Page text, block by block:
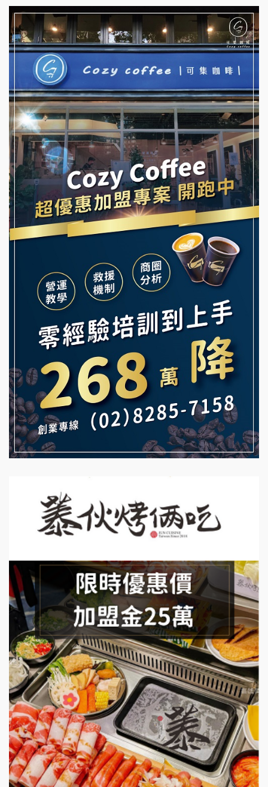
彭富貴加盟說明會
NU PASTA義大利麵加盟說明會
潮鍋癮加盟說明會
蓁伙烤倆吃加盟說明會
霏等茶加盟說明會
早安山丘加盟說明會
冰封仙果加盟說明會
Ramble Café 漫步藍咖啡加盟說明會
微風亭鐵板燒加盟說明會
鮮茶道加盟說明會
【曉妍美妝】誠徵行政櫃檯
自助洗衣店誠徵代洗收送人員(台中市)
MUSHEN徵SPA美容芳療師
日十。早午食加盟說明會
拾鑶火鍋加盟說明會
杜芳子古味茶鋪加盟說明會
優握握×酸奶大獅加盟說明會
冬城門加盟說明會
拾鑶火鍋加盟說明會
阿性情趣無人販售所加盟明會
龍涎居好湯加盟說明會
舒油頭加盟說明會
韓金量加盟說明會
義氣豐發雞加盟說明會
Mr.Wish加盟說明會
白鬍泡泡 BOHO POPO加盟說明會
雞咕雞咕加盟說明會
TEA TOP加盟說明會
珍好味臭臭鍋加盟說明會
藍象廷泰式火鍋加盟說明會
上宇林加盟說明會
莫尼早餐Morni加盟說明會
手作功夫茶加盟說明會
SHARE TEA歇腳亭加盟說明會
潮味決-湯滷專門店加盟說明會
鬍子茶加盟說明會
鮮茶道加盟說明會
微風亭鐵板燒加盟說明會
漫步藍咖啡加盟說明會
明石章魚燒加盟說明會